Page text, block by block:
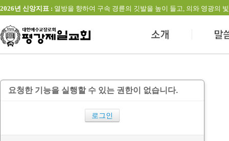
2026년 신앙지표 : 열방을 향하여 구속 경륜의 깃발을 높이 들고, 의와 영광의
요청한 기능을 실행할 수 있는 권한이 없습니다.
로그인